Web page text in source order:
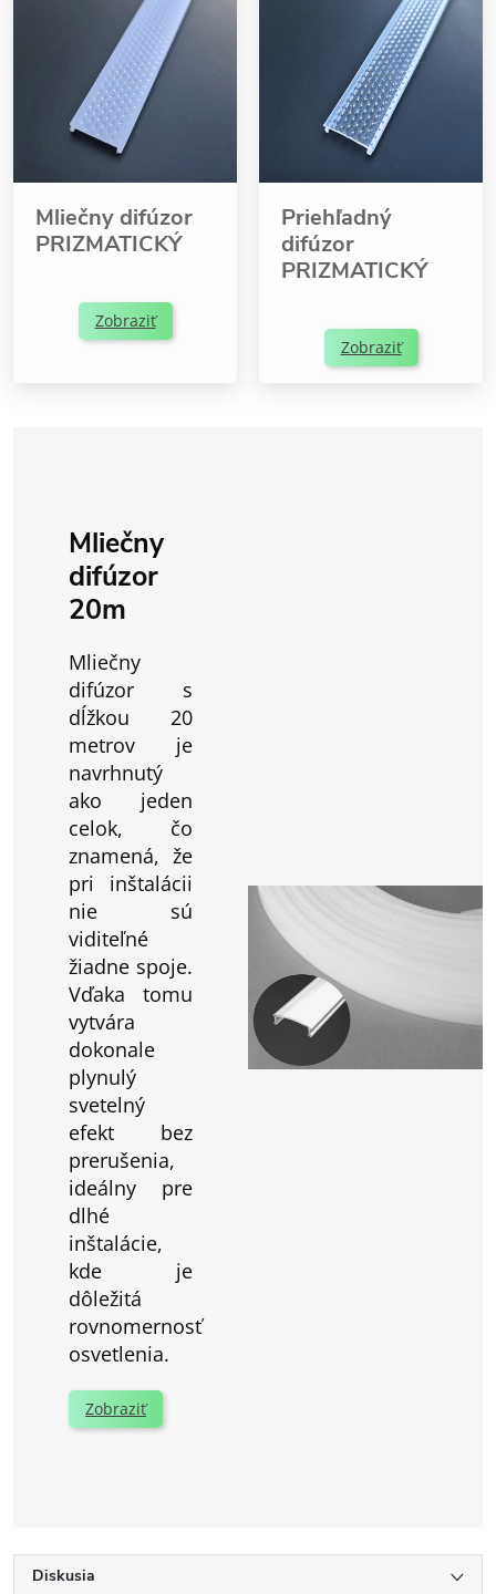
Mliečny difúzor
PRIZMATICKÝ
Zobraziť
Priehľadný
difúzor
PRIZMATICKÝ
Zobraziť
Mliečny
difúzor
20m
Mliečny
difúzor s
dĺžkou 20
metrov je
navrhnutý
ako jeden
celok, čo
znamená, že
pri inštalácii
nie sú
viditeľné
žiadne spoje.
Vďaka tomu
vytvára
dokonale
plynulý
svetelný
efekt bez
prerušenia,
ideálny pre
dlhé
inštalácie,
kde je
dôležitá
rovnomernosť
osvetlenia.
Zobraziť
Diskusia